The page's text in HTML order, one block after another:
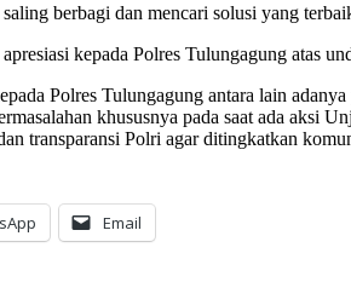
berbagi dan mencari solusi yang
kepada Polres Tulungagung atas
Polres Tulungagung antara lain
khususnya pada saat ada aksi
transparansi Polri agar ditingkatkan
Email